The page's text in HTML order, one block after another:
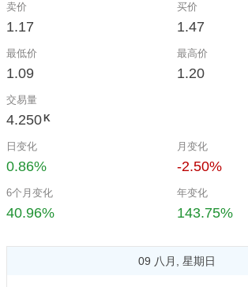
卖价
1.17
买价
1.47
最低价
1.09
最高价
1.20
交易量
4.250 K
日变化
0.86%
月变化
-2.50%
6个月变化
40.96%
年变化
143.75%
09 八月, 星期日